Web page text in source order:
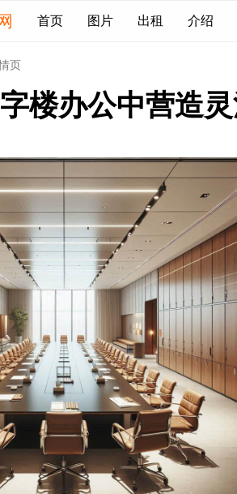
首页 图片 出租 介绍
页
楼办公中营造